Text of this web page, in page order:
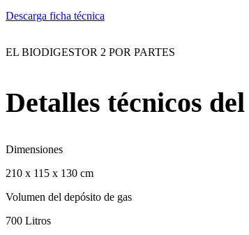
Descarga ficha técnica
EL BIODIGESTOR 2 POR PARTES
Detalles técnicos del
Dimensiones
210 x 115 x 130 cm
Volumen del depósito de gas
700 Litros